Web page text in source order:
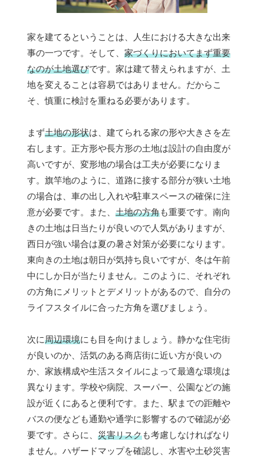
家を建てるということは、人生における大きな出来
事の一つです。そして、 家づくりにおいてまず重要
なのが土地選びです。家は建て替えられますが、土
地を変えることは容易ではありません。だからこ
そ、慎重に検討を重ねる必要があります。
まず土地の形状は、建てられる家の形や大きさを左
右します。正方形や長方形の土地は設計の自由度が
高いですが、変形地の場合は工夫が必要になりま
す。旗竿地のように、道路に接する部分が狭い土地
の場合は、車の出し入れや駐車スペースの確保に注
意が必要です。また、 土地の方角も重要です。南向
きの土地は日当たりが良いので人気がありますが、
西日が強い場合は夏の暑さ対策が必要になります。
東向きの土地は朝日が気持ち良いですが、冬は午前
中にしか日が当たりません。このように、それぞれ
の方角にメリットとデメリットがあるので、自分の
ライフスタイルに合った方角を選びましょう。
次に周辺環境にも目を向けましょう。静かな住宅街
が良いのか、活気のある商店街に近い方が良いの
か、家族構成や生活スタイルによって最適な環境は
異なります。学校や病院、スーパー、公園などの施
設が近くにあると便利です。また、駅までの距離や
バスの便なども通勤や通学に影響するので確認が必
要です。さらに、 災害リスクも考慮しなければなり
ません。ハザードマップを確認し、水害や土砂災害